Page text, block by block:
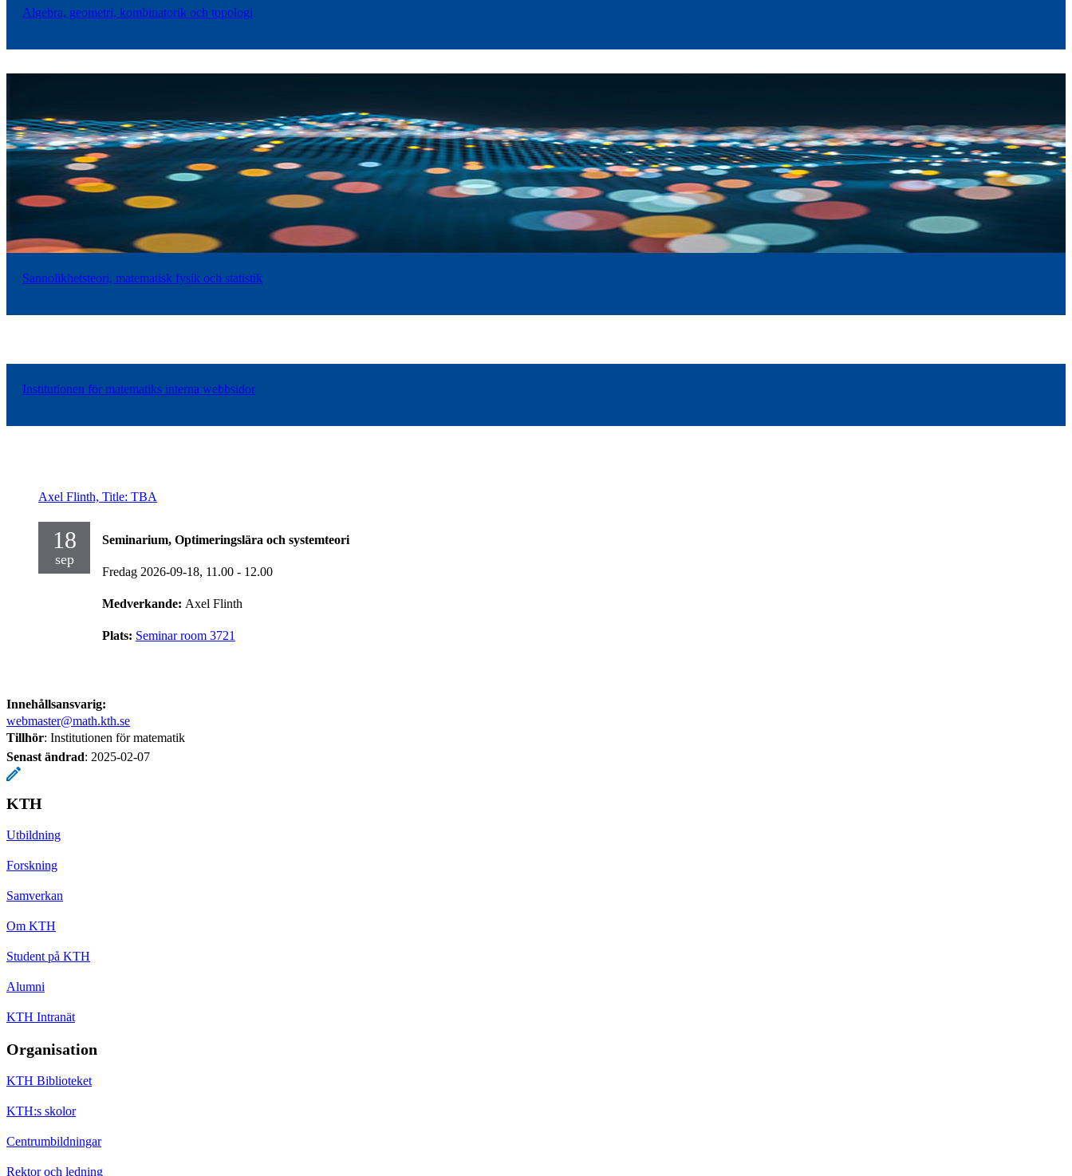
Algebra, geometri, kombinatorik och topologi
Sannolikhetsteori, matematisk fysik och statistik
Institutionen för matematiks interna webbsidor
Axel Flinth, Title: TBA
18
sep
Seminarium, Optimeringslära och systemteori
Fredag 2026-09-18, 11.00 - 12.00
Medverkande: Axel Flinth
Plats: Seminar room 3721
Innehållsansvarig:
webmaster@math.kth.se
Tillhör: Institutionen för matematik
Senast ändrad: 2025-02-07
KTH
Utbildning
Forskning
Samverkan
Om KTH
Student på KTH
Alumni
KTH Intranät
Organisation
KTH Biblioteket
KTH:s skolor
Centrumbildningar
Rektor och ledning